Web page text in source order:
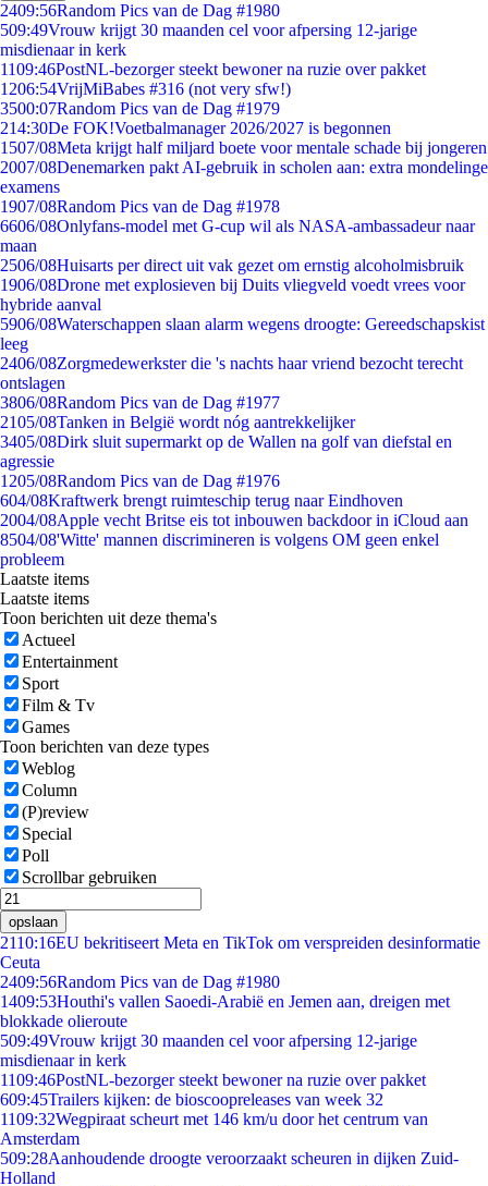
2409:56Random Pics van de Dag #1980
509:49Vrouw krijgt 30 maanden cel voor afpersing 12-jarige
misdienaar in kerk
1109:46PostNL-bezorger steekt bewoner na ruzie over pakket
1206:54VrijMiBabes #316 (not very sfw!)
3500:07Random Pics van de Dag #1979
214:30De FOK!Voetbalmanager 2026/2027 is begonnen
1507/08Meta krijgt half miljard boete voor mentale schade bij jongeren
2007/08Denemarken pakt AI-gebruik in scholen aan: extra mondelinge
examens
1907/08Random Pics van de Dag #1978
6606/08Onlyfans-model met G-cup wil als NASA-ambassadeur naar
maan
2506/08Huisarts per direct uit vak gezet om ernstig alcoholmisbruik
1906/08Drone met explosieven bij Duits vliegveld voedt vrees voor
hybride aanval
5906/08Waterschappen slaan alarm wegens droogte: Gereedschapskist
leeg
2406/08Zorgmedewerkster die 's nachts haar vriend bezocht terecht
ontslagen
3806/08Random Pics van de Dag #1977
2105/08Tanken in België wordt nóg aantrekkelijker
3405/08Dirk sluit supermarkt op de Wallen na golf van diefstal en
agressie
1205/08Random Pics van de Dag #1976
604/08Kraftwerk brengt ruimteschip terug naar Eindhoven
2004/08Apple vecht Britse eis tot inbouwen backdoor in iCloud aan
8504/08'Witte' mannen discrimineren is volgens OM geen enkel
probleem
Laatste items
Laatste items
Toon berichten uit deze thema's
Actueel
Entertainment
Sport
Film & Tv
Games
Toon berichten van deze types
Weblog
Column
(P)review
Special
Poll
Scrollbar gebruiken
opslaan
2110:16EU bekritiseert Meta en TikTok om verspreiden desinformatie
Ceuta
2409:56Random Pics van de Dag #1980
1409:53Houthi's vallen Saoedi-Arabië en Jemen aan, dreigen met
blokkade olieroute
509:49Vrouw krijgt 30 maanden cel voor afpersing 12-jarige
misdienaar in kerk
1109:46PostNL-bezorger steekt bewoner na ruzie over pakket
609:45Trailers kijken: de bioscoopreleases van week 32
1109:32Wegpiraat scheurt met 146 km/u door het centrum van
Amsterdam
509:28Aanhoudende droogte veroorzaakt scheuren in dijken Zuid-
Holland